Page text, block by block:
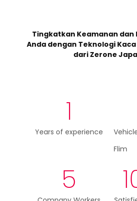
Tingkatkan Keamanan dan
Anda dengan Teknologi
dari Zerone
Years of experience
1
Flim
5